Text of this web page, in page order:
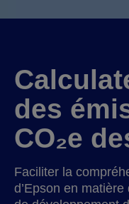
des
CO₂e
Faciliter la
d’Epson en